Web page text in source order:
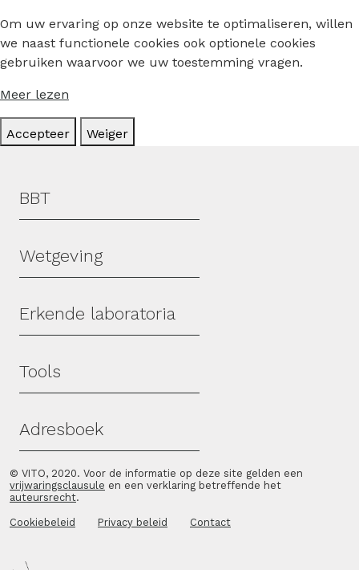
Om uw ervaring op onze website te optimaliseren, willen
we naast functionele cookies ook optionele cookies
gebruiken waarvoor we uw toestemming vragen.
Meer lezen
Accepteer Weiger
Hoofdmenu
BBT
Wetgeving
Erkende laboratoria
Tools
Adresboek
© VITO, 2020. Voor de informatie op deze site gelden een
vrijwaringsclausule en een verklaring betreffende het
auteursrecht.
Cookiebeleid Privacy beleid Contact